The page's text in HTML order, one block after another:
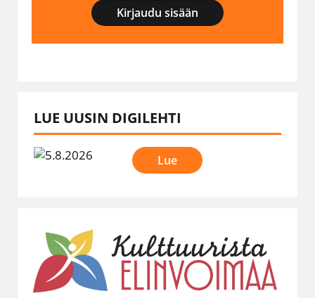
Kirjaudu sisään
LUE UUSIN DIGILEHTI
Lue